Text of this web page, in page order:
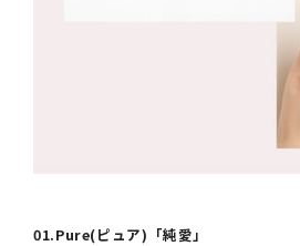
01.Pure(ピュア)「純愛」